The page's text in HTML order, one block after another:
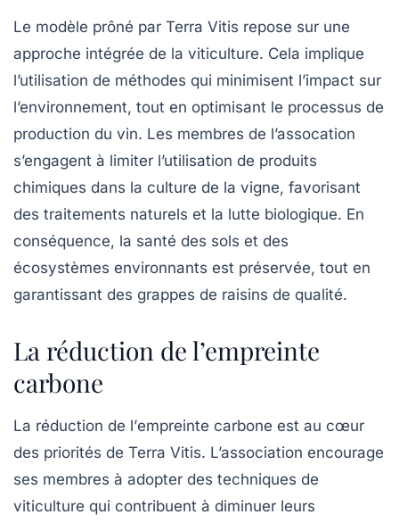
Le modèle prôné par Terra Vitis repose sur une
approche intégrée de la viticulture. Cela implique
l’utilisation de méthodes qui minimisent l’impact sur
l’environnement, tout en optimisant le processus de
production du vin. Les membres de l’assocation
s’engagent à limiter l’utilisation de produits
chimiques dans la culture de la vigne, favorisant
des traitements naturels et la lutte biologique. En
conséquence, la santé des sols et des
écosystèmes environnants est préservée, tout en
garantissant des grappes de raisins de qualité.
La réduction de l’empreinte
carbone
La réduction de l’empreinte carbone est au cœur
des priorités de Terra Vitis. L’association encourage
ses membres à adopter des techniques de
viticulture qui contribuent à diminuer leurs